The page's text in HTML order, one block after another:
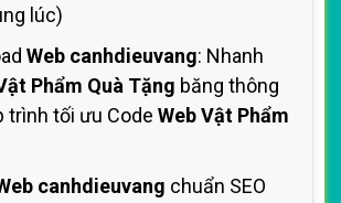
lúc)
Web canhdieuvang: Nhanh
Phẩm Quà Tặng băng thông
trình tối ưu Code Web Vật Phẩm
canhdieuvang chuẩn SEO